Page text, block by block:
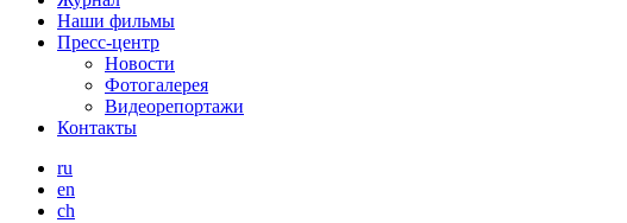
Наши фильмы
Пресс-центр
Новости
Фотогалерея
Видеорепортажи
Контакты
ru
en
ch